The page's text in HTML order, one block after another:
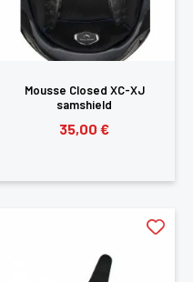
Mousse Closed XC-XJ
samshield
35,00 €
enregistrer des